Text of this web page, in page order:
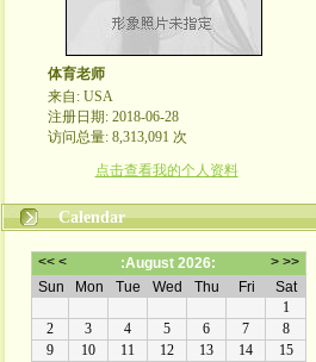
体育老师
来自: USA
注册日期: 2018-06-28
访问总量: 8,313,091 次
点击查看我的个人资料
Calendar